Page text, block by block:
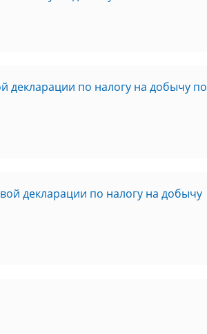
по налогу на добычу
декларации по налогу на добычу